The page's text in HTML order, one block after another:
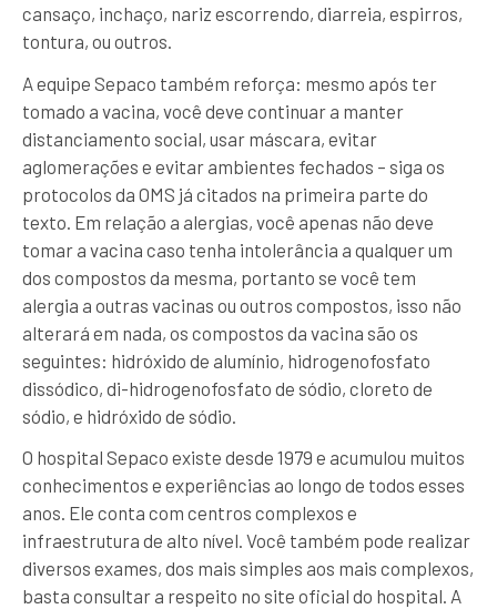
cansaço, inchaço, nariz escorrendo, diarreia, espirros,
tontura, ou outros.
A equipe Sepaco também reforça: mesmo após ter
tomado a vacina, você deve continuar a manter
distanciamento social, usar máscara, evitar
aglomerações e evitar ambientes fechados – siga os
protocolos da OMS já citados na primeira parte do
texto. Em relação a alergias, você apenas não deve
tomar a vacina caso tenha intolerância a qualquer um
dos compostos da mesma, portanto se você tem
alergia a outras vacinas ou outros compostos, isso não
alterará em nada, os compostos da vacina são os
seguintes: hidróxido de alumínio, hidrogenofosfato
dissódico, di-hidrogenofosfato de sódio, cloreto de
sódio, e hidróxido de sódio.
O hospital Sepaco existe desde 1979 e acumulou muitos
conhecimentos e experiências ao longo de todos esses
anos. Ele conta com centros complexos e
infraestrutura de alto nível. Você também pode realizar
diversos exames, dos mais simples aos mais complexos,
basta consultar a respeito no site oficial do hospital. A